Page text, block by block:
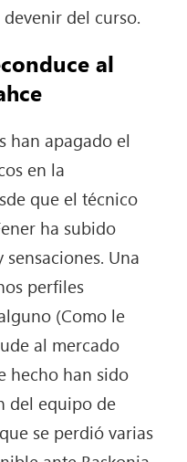
del curso.
al
han apagado el
en la
que el técnico
ha subido
Una
perfiles
(Como le
al mercado
hecho han sido
del equipo de
se perdió varias